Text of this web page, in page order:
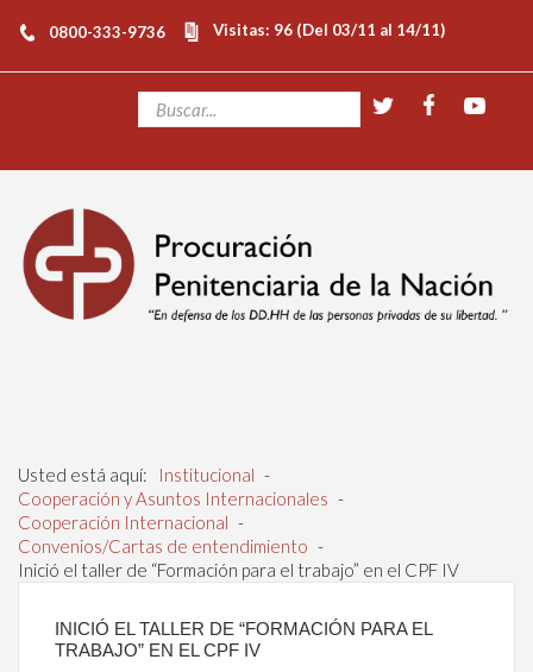
0800-333-9736 Visitas: 96 (Del 03/11 al 14/11)
Usted está aquí: Institucional -
Cooperación y Asuntos Internacionales -
Cooperación Internacional -
Convenios/Cartas de entendimiento -
Inició el taller de “Formación para el trabajo” en el CPF IV
INICIÓ EL TALLER DE “FORMACIÓN PARA EL
TRABAJO” EN EL CPF IV